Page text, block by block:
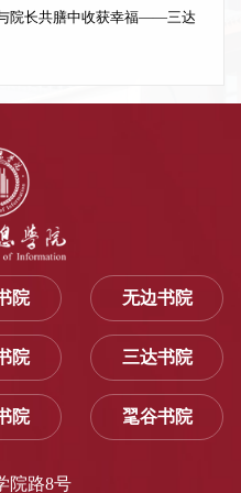
院长共膳中收获幸福——三达
院 无边书院
院 三达书院
院 毣谷书院
院路8号